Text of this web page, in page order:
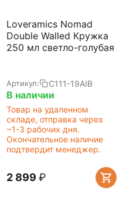
Loveramics Nomad
Double Walled Кружка
250 мл светло-голубая
Артикул: C111-19AIB
В наличии
Товар на удаленном
складе, отправка через
~1-3 рабочих дня.
Окончательное наличие
подтвердит менеджер.
2 899 ₽